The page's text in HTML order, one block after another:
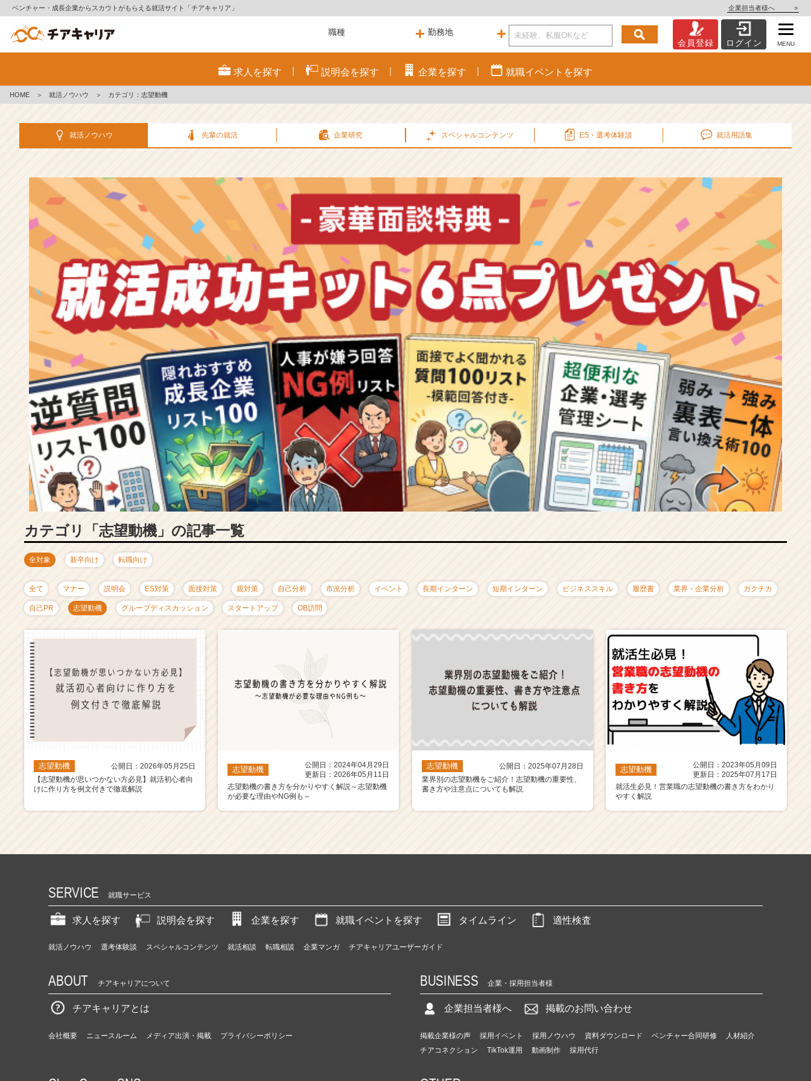
ベンチャー・成長企業からスカウトがもらえる就活サイト「チアキャリア」 企業担当者様へ >
策・
就
ノ
ハ
記
事
|
ベ
ン
チ
ー・
成
長
企
業
か
ら
カ
ウ
ト
が
届
く
就
サ
イ
ト
チ
キ
ャ
リ
ア
（C
h
e
e
r
r
e
e
r）
会員登録 ログイン MENU
求人を探す 説明会を探す 企業を探す 就職イベント を探す
HOME ＞ 就活ノウハウ ＞ カテゴリ：志望動機
就活ノウハウ 先輩の就活 企業研究 スペシャルコンテンツ ES・選考体験談 就活用語集
カテゴリ「志望動機」の記事一覧
全対象 新卒向け 転職向け
全て マナー 説明会 ES対策 面接対策 親対策 自己分析 市況分析 イベント 長期インターン 短期インターン ビジネススキル 履歴書 業界・企業分析 ガクチカ
自己PR 志望動機 グループディスカッション スタートアップ OB訪問
志望動機
公開日：2026年05月25日
【志望動機が思いつかない方必見】就活初心者向
けに作り方を例文付きで徹底解説
志望動機
公開日：2024年04月29日
更新日：2026年05月11日
志望動機の書き方を分かりやすく解説～志望動機
が必要な理由やNG例も～
志望動機
公開日：2025年07月28日
業界別の志望動機をご紹介！志望動機の重要性、
書き方や注意点についても解説
志望動機
公開日：2023年05月09日
更新日：2025年07月17日
就活生必見！営業職の志望動機の書き方をわかり
やすく解説
SERVICE 就職サービス
求人を探す 説明会を探す 企業を探す 就職イベントを探す タイムライン 適性検査
就活ノウハウ 選考体験談 スペシャルコンテンツ 就活相談 転職相談 企業マンガ チアキャリアユーザーガイド
ABOUT チアキャリアについて
チアキャリアとは
会社概要 ニュースルーム メディア出演・掲載 プライバシーポリシー
BUSINESS 企業・採用担当者様
企業担当者様へ 掲載のお問い合わせ
掲載企業様の声 採用イベント 採用ノウハウ 資料ダウンロード ベンチャー合同研修
人材紹介
チアコネクション
TikTok運用 動画制作 採用代行